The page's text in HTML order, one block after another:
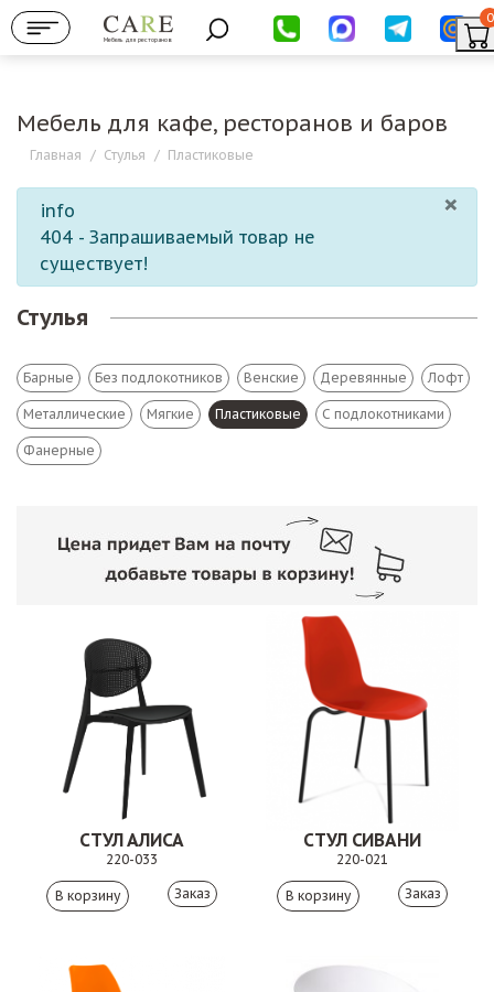
Мебель для ресторанов
0
Мебель для кафе, ресторанов и баров
Главная / Стулья / Пластиковые
×
info
404 - Запрашиваемый товар не
существует!
Стулья
Барные Без подлокотников Венские Деревянные Лофт
Металлические Мягкие Пластиковые С подлокотниками
Фанерные
СТУЛ АЛИСА
220-033
Заказ
СТУЛ СИВАНИ
220-021
Заказ